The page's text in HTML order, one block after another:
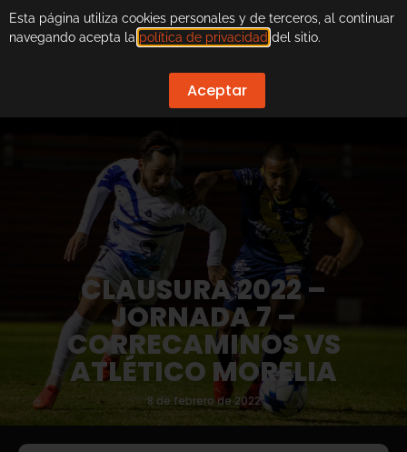
CLAUSURA 2022 –
JORNADA 7 –
CORRECAMINOS VS
ATLÉTICO MORELIA
8 de febrero de 2022
Esta página utiliza cookies personales y de terceros, al continuar
navegando acepta la política de privacidad del sitio.
Aceptar